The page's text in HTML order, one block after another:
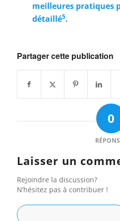
meilleures pratiques
détaillé5.
Partager cette publication
0
Laisser un
Rejoindre la discussion?
N’hésitez pas à contribuer !